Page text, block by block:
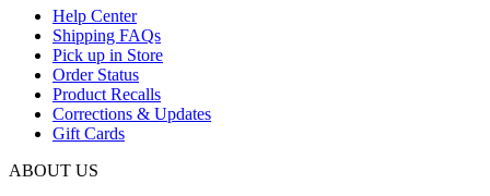
Help Center
Shipping FAQs
Pick up in Store
Order Status
Product Recalls
Corrections & Updates
Gift Cards
ABOUT US